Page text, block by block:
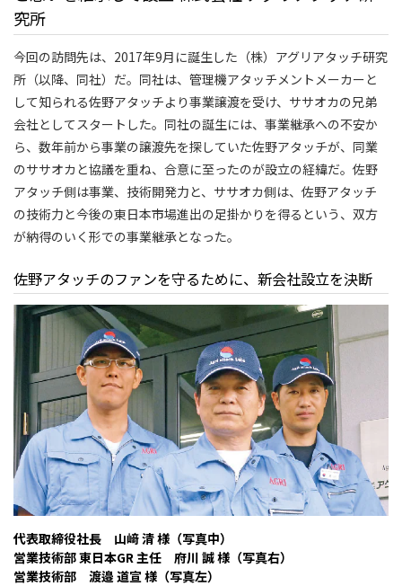
究所
今回の訪問先は、2017年9月に誕生した（株）アグリアタッチ研究
所（以降、同社）だ。同社は、管理機アタッチメントメーカーと
して知られる佐野アタッチより事業譲渡を受け、ササオカの兄弟
会社としてスタートした。同社の誕生には、事業継承への不安か
ら、数年前から事業の譲渡先を探していた佐野アタッチが、同業
のササオカと協議を重ね、合意に至ったのが設立の経緯だ。佐野
アタッチ側は事業、技術開発力と、ササオカ側は、佐野アタッチ
の技術力と今後の東日本市場進出の足掛かりを得るという、双方
が納得のいく形での事業継承となった。
佐野アタッチのファンを守るために、新会社設立を決断
代表取締役社長 山﨑 清 様（写真中）
営業技術部 東日本GR 主任 府川 誠 様（写真右）
営業技術部 渡邉 道宣 様（写真左）